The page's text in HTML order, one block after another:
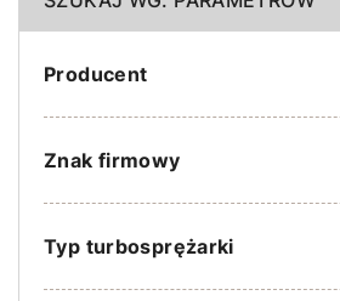
Producent
Znak firmowy
Typ turbosprężarki